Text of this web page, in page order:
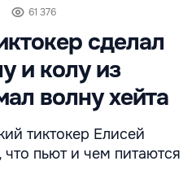
61 376
сделал
и колу из
волну хейта
тиктокер Елисей
пьют и чем питаются